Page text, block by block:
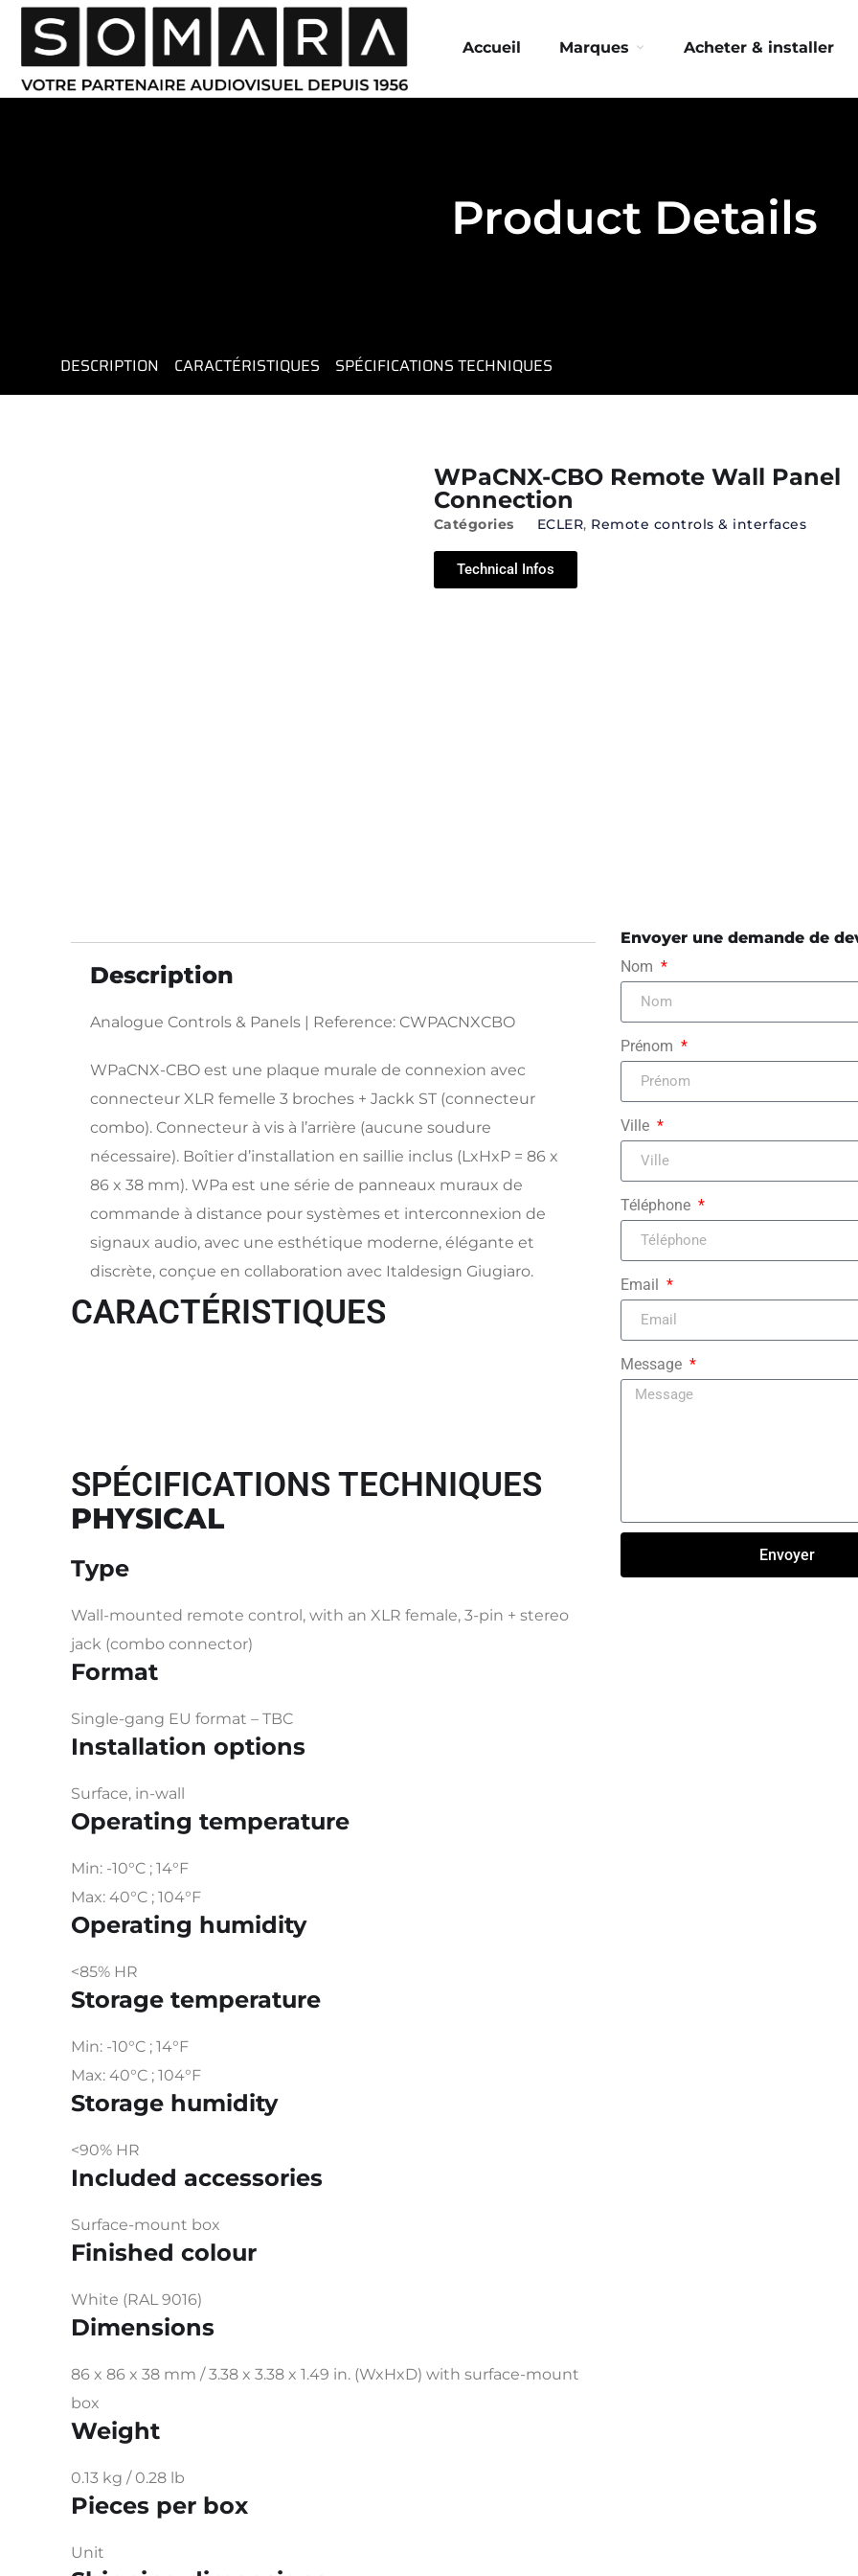
Accueil Marques Acheter & installer
Product Details
DESCRIPTION CARACTÉRISTIQUES SPÉCIFICATIONS TECHNIQUES
WPaCNX-CBO Remote Wall Panel
Connection
Catégories ECLER, Remote controls & interfaces
Technical Infos
Description
Analogue Controls & Panels | Reference: CWPACNXCBO
WPaCNX-CBO est une plaque murale de connexion avec
connecteur XLR femelle 3 broches + Jackk ST (connecteur
combo). Connecteur à vis à l’arrière (aucune soudure
nécessaire). Boîtier d’installation en saillie inclus (LxHxP = 86 x
86 x 38 mm). WPa est une série de panneaux muraux de
commande à distance pour systèmes et interconnexion de
signaux audio, avec une esthétique moderne, élégante et
discrète, conçue en collaboration avec Italdesign Giugiaro.
CARACTÉRISTIQUES
SPÉCIFICATIONS TECHNIQUES
PHYSICAL
Type
Wall-mounted remote control, with an XLR female, 3-pin + stereo
jack (combo connector)
Format
Single-gang EU format – TBC
Installation options
Surface, in-wall
Operating temperature
Min: -10°C ; 14°F
Max: 40°C ; 104°F
Operating humidity
<85% HR
Storage temperature
Min: -10°C ; 14°F
Max: 40°C ; 104°F
Storage humidity
<90% HR
Included accessories
Surface-mount box
Finished colour
White (RAL 9016)
Dimensions
86 x 86 x 38 mm / 3.38 x 3.38 x 1.49 in. (WxHxD) with surface-mount
box
Weight
0.13 kg / 0.28 lb
Pieces per box
Unit
Envoyer une demande de
Nom
Prénom
Ville
Téléphone
Email
Message
Envoyer